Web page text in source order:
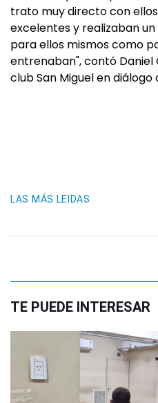
trato muy directo con
excelentes y realizaban
para ellos mismos como
entrenaban", contó Daniel
club San Miguel en
LAS MÁS LEIDAS
TE PUEDE INTERESAR